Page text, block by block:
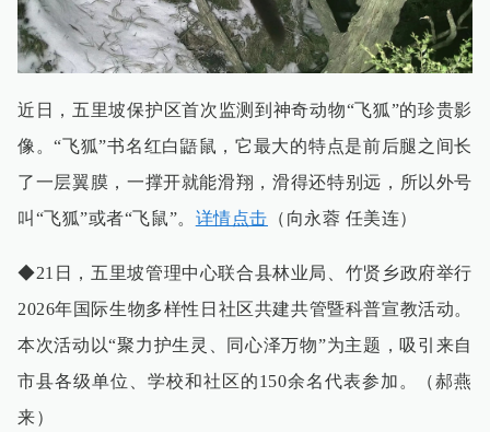
近日，五里坡保护区首次监测到神奇动物“飞狐”的珍贵影
像。“飞狐”书名红白鼯鼠，它最大的特点是前后腿之间长
了一层翼膜，一撑开就能滑翔，滑得还特别远，所以外号
叫“飞狐”或者“飞鼠”。 详情点击 （向永蓉 任美连）
◆21日，五里坡管理中心联合县林业局、竹贤乡政府举行
2026年国际生物多样性日社区共建共管暨科普宣教活动。
本次活动以“聚力护生灵、同心泽万物”为主题，吸引来自
市县各级单位、学校和社区的150余名代表参加。（郝燕
来）